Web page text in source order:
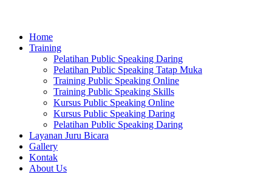
Home
Training
Pelatihan Public Speaking Daring
Pelatihan Public Speaking Tatap Muka
Training Public Speaking Online
Training Public Speaking Skills
Kursus Public Speaking Online
Kursus Public Speaking Daring
Pelatihan Public Speaking Daring
Layanan Juru Bicara
Gallery
Kontak
About Us